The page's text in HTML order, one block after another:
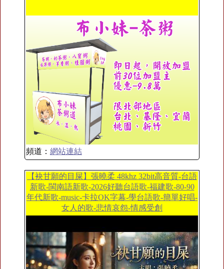
頻道： 網站連結
【袂甘願的目屎】張曉柔 48khz 32bit高音質-台語
新歌-閩南語新歌-2026好聽台語歌-福建歌-80-90
年代新歌-music-卡拉OK字幕-學台語歌-簡單好唱-
女人的歌-悲情哀怨-情感受創